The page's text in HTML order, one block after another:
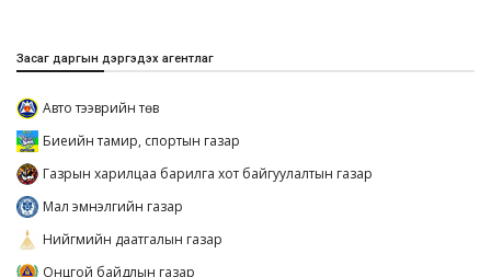
Засаг даргын дэргэдэх агентлаг
Авто тээврийн төв
Биеийн тамир, спортын газар
Газрын харилцаа барилга хот байгуулалтын газар
Мал эмнэлгийн газар
Нийгмийн даатгалын газар
Онцгой байдлын газар